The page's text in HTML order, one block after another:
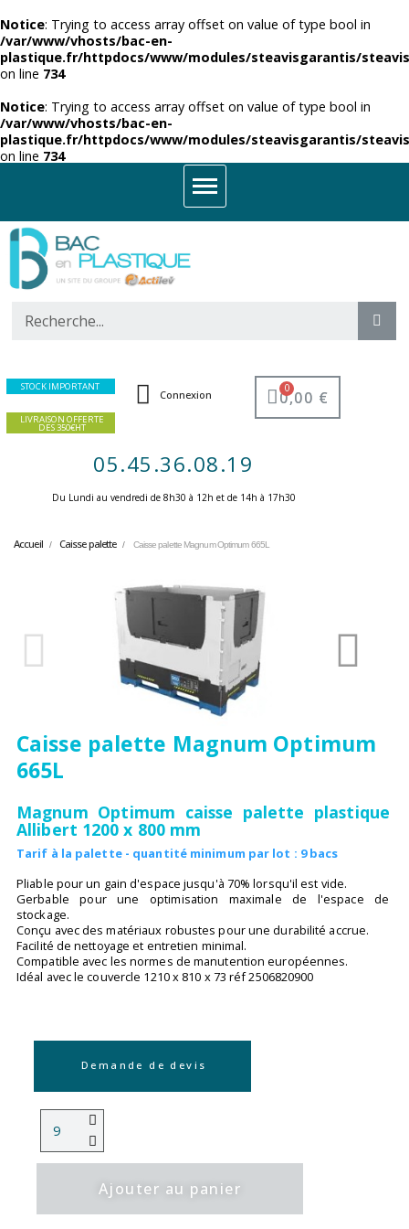
Notice: Trying to access array offset on value of type bool in
/var/www/vhosts/bac-en-
plastique.fr/httpdocs/www/modules/steavisgarantis/
on line 734
Notice: Trying to access array offset on value of type bool in
/var/www/vhosts/bac-en-
plastique.fr/httpdocs/www/modules/steavisgarantis/
on line 734
STOCK IMPORTANT
LIVRAISON OFFERTE
DES 350€HT
Connexion 0,00 €
05.45.36.08.19
Du Lundi au vendredi de 8h30 à 12h et de 14h à 17h30 ​
Accueil Caisse palette Caisse palette Magnum Optimum 665L
Caisse palette Magnum Optimum
665L
Magnum Optimum caisse palette plastique
Allibert 1200 x 800 mm
Tarif à la palette - quantité minimum par lot : 9 bacs
Pliable pour un gain d'espace jusqu'à 70% lorsqu'il est vide.
Gerbable pour une optimisation maximale de l'espace de
stockage.
Conçu avec des matériaux robustes pour une durabilité accrue.
Facilité de nettoyage et entretien minimal.
Compatible avec les normes de manutention européennes.
Idéal avec le couvercle 1210 x 810 x 73 réf 2506820900
Demande de devis
Ajouter au panier